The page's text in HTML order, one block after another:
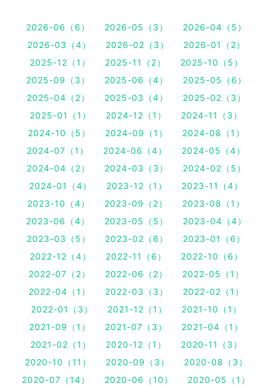
2026-06（6） 2026-05（3）
2026-04（5）
2026-03（4）
2026-02（3）
2026-01（2）
2025-12（1）
2025-11（2）
2025-10（5）
2025-09（3）
2025-06（4）
2025-05（6）
2025-04（2）
2025-03（4）
2025-02（3）
2025-01（1）
2024-12（1）
2024-11（3）
2024-10（5）
2024-09（1）
2024-08（1）
2024-07（1）
2024-06（4）
2024-05（4）
2024-04（2）
2024-03（3）
2024-02（5）
2024-01（4）
2023-12（1）
2023-11（4）
2023-10（4）
2023-09（2）
2023-08（1）
2023-06（4）
2023-05（5）
2023-04（4）
2023-03（5）
2023-02（6）
2023-01（6）
2022-12（4）
2022-11（6）
2022-10（6）
2022-07（2）
2022-06（2）
2022-05（1）
2022-04（1）
2022-03（3）
2022-02（1）
2022-01（3）
2021-12（1）
2021-10（1）
2021-09（1）
2021-07（3）
2021-04（1）
2021-02（1）
2020-12（1）
2020-11（3）
2020-10（11）
2020-09（3）
2020-08（3）
2020-07（14）
2020-06（10）
2020-05（1）